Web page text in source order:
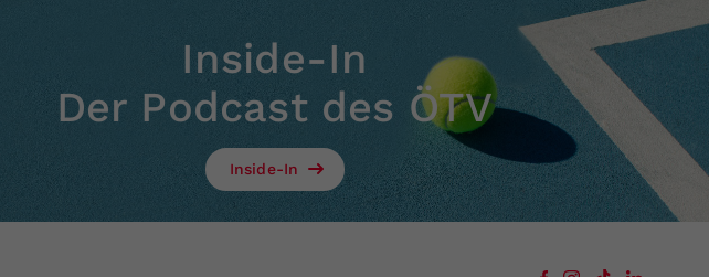
Inside-In
Der Podcast des ÖTV
Inside-In